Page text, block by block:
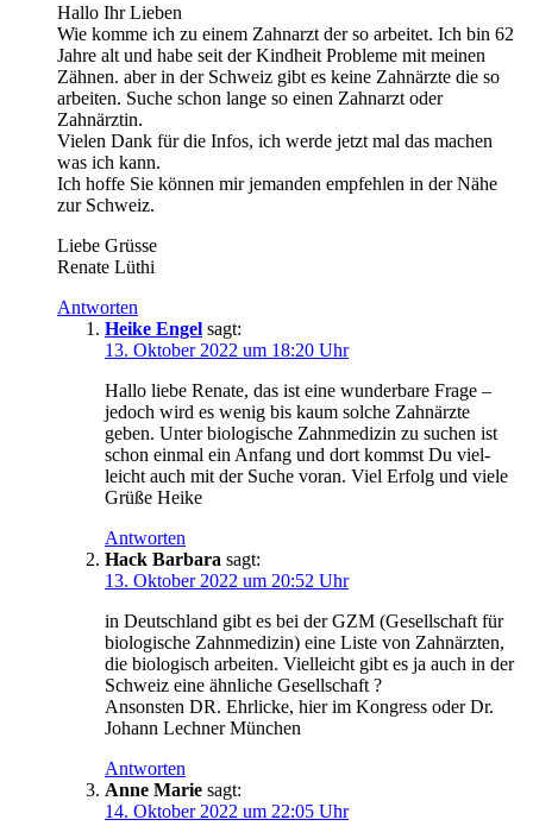
Hal­lo Ihr Lieben
Wie kom­me ich zu einem Zahn­arzt der so arbei­tet. Ich bin 62
Jah­re alt und habe seit der Kind­heit Pro­ble­me mit mei­nen
Zäh­nen. aber in der Schweiz gibt es kei­ne Zahn­ärz­te die so
arbei­ten. Suche schon lan­ge so einen Zahn­arzt oder
Zahnärztin.
Vie­len Dank für die Infos, ich wer­de jetzt mal das machen
was ich kann.
Ich hof­fe Sie kön­nen mir jeman­den emp­feh­len in der Nähe
zur Schweiz.
Lie­be Grüsse
Rena­te Lüthi
Antworten
Heike Engel sagt:
13. Oktober 2022 um 18:20 Uhr
Hal­lo lie­be Rena­te, das ist eine wun­der­ba­re Fra­ge –
jedoch wird es wenig bis kaum sol­che Zahn­ärz­te
geben. Unter bio­lo­gi­sche Zahn­me­di­zin zu suchen ist
schon ein­mal ein Anfang und dort kommst Du viel­
leicht auch mit der Suche vor­an. Viel Erfolg und vie­le
Grü­ße Heike
Antworten
Hack Barbara sagt:
13. Oktober 2022 um 20:52 Uhr
in Deutsch­land gibt es bei der GZM (Gesell­schaft für
bio­lo­gi­sche Zahn­me­di­zin) eine Lis­te von Zahn­ärz­ten,
die bio­lo­gisch arbei­ten. Viel­leicht gibt es ja auch in der
Schweiz eine ähn­li­che Gesellschaft ?
Ansons­ten DR. Ehr­li­cke, hier im Kon­gress oder Dr.
Johann Lech­ner München
Antworten
Anne Marie sagt:
14. Oktober 2022 um 22:05 Uhr